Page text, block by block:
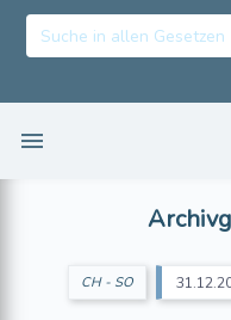
CH - SO